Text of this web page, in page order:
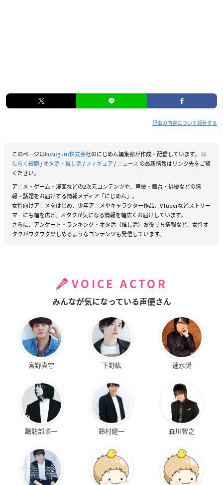
記事の内容について報告する
このページはkusuguru株式会社のにじめん編集部が作成・配信しています。 は
たらく細胞/オタ活・推し活/フィギュア/ニュース の最新情報はリンク先をご覧
ください。
アニメ・ゲーム・漫画などの2次元コンテンツや、声優・舞台・俳優などの情
報・話題をお届けする情報メディア「にじめん」。
女性向けアニメをはじめ、少年アニメやキャラクター作品、VTuberなどストリー
マーにも幅を広げ、オタクが気になる情報を幅広くお届けしています。
さらに、アンケート・ランキング・オタ活（推し活）お役立ち情報など、女性オ
タクがワクワク楽しめるようなコンテンツも発信しています。
VOICE ACTOR
みんなが気になっている声優さん
宮野真守 下野紘 速水奨
諏訪部順一 鈴村健一 森川智之